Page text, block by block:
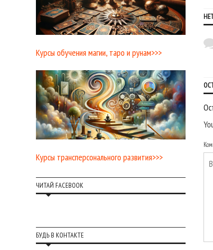
Курсы обучения магии, таро и рунам>>>
Курсы трансперсонального развития>>>
ЧИТАЙ FACEBOOK
БУДЬ В КОНТАКТЕ